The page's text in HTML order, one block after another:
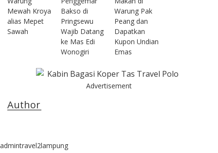
Mewah Kroya
alias Mepet
Sawah
Bakso di
Pringsewu
Wajib Datang
ke Mas Edi
Wonogiri
Warung Pak
Peang dan
Dapatkan
Kupon Undian
Emas
Advertisement
Author
admintravel2lampung